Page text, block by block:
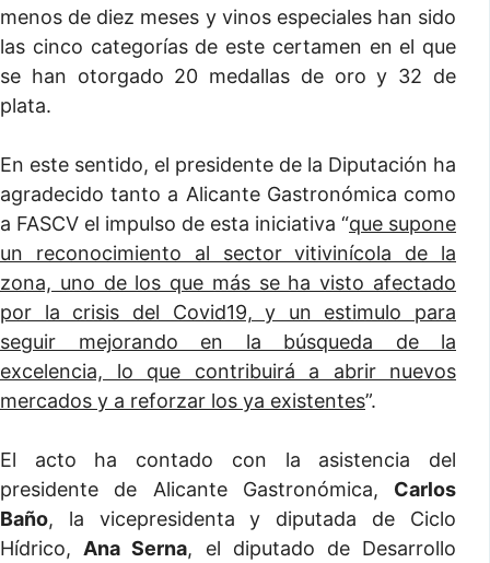
menos de diez meses y vinos especiales han sido
las cinco categorías de este certamen en el que
se han otorgado 20 medallas de oro y 32 de
plata.
En este sentido, el presidente de la Diputación ha
agradecido tanto a Alicante Gastronómica como
a FASCV el impulso de esta iniciativa “que supone
un reconocimiento al sector vitivinícola de la
zona, uno de los que más se ha visto afectado
por la crisis del Covid19, y un estimulo para
seguir mejorando en la búsqueda de la
excelencia, lo que contribuirá a abrir nuevos
mercados y a reforzar los ya existentes”.
El acto ha contado con la asistencia del
presidente de Alicante Gastronómica, Carlos
Baño, la vicepresidenta y diputada de Ciclo
Hídrico, Ana Serna, el diputado de Desarrollo